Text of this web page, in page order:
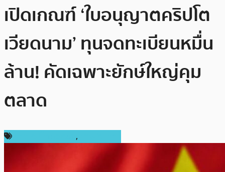
เปิดเกณฑ์ ‘ใบอนุญาตคริปโต
เวียดนาม’ ทุนจดทะเบียนหมื่น
ล้าน! คัดเฉพาะยักษ์ใหญ่คุม
ตลาด
,